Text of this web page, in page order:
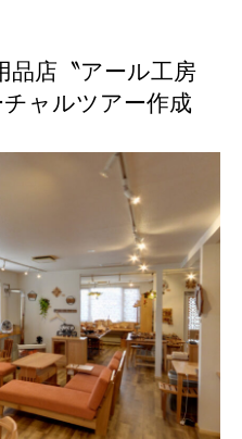
品店〝アール工房
ャルツアー作成